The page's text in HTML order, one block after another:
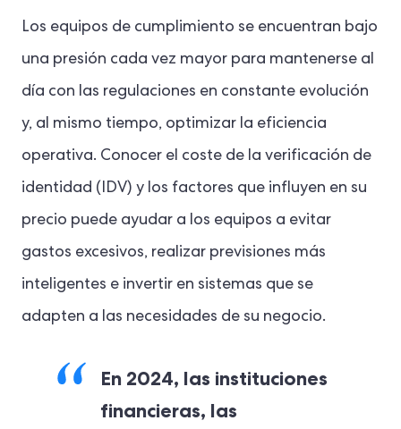
Los equipos de cumplimiento se encuentran bajo
una presión cada vez mayor para mantenerse al
día con las regulaciones en constante evolución
y, al mismo tiempo, optimizar la eficiencia
operativa. Conocer el coste de la verificación de
identidad (IDV) y los factores que influyen en su
precio puede ayudar a los equipos a evitar
gastos excesivos, realizar previsiones más
inteligentes e invertir en sistemas que se
adapten a las necesidades de su negocio.
En 2024, las instituciones
financieras, las